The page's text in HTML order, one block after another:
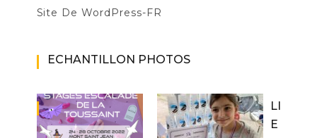
Site De WordPress-FR
ECHANTILLON PHOTOS
LI
E